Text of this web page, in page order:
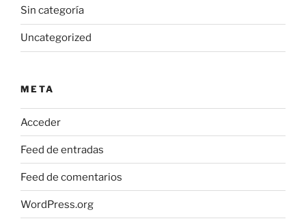
Sin categoría
Uncategorized
META
Acceder
Feed de entradas
Feed de comentarios
WordPress.org